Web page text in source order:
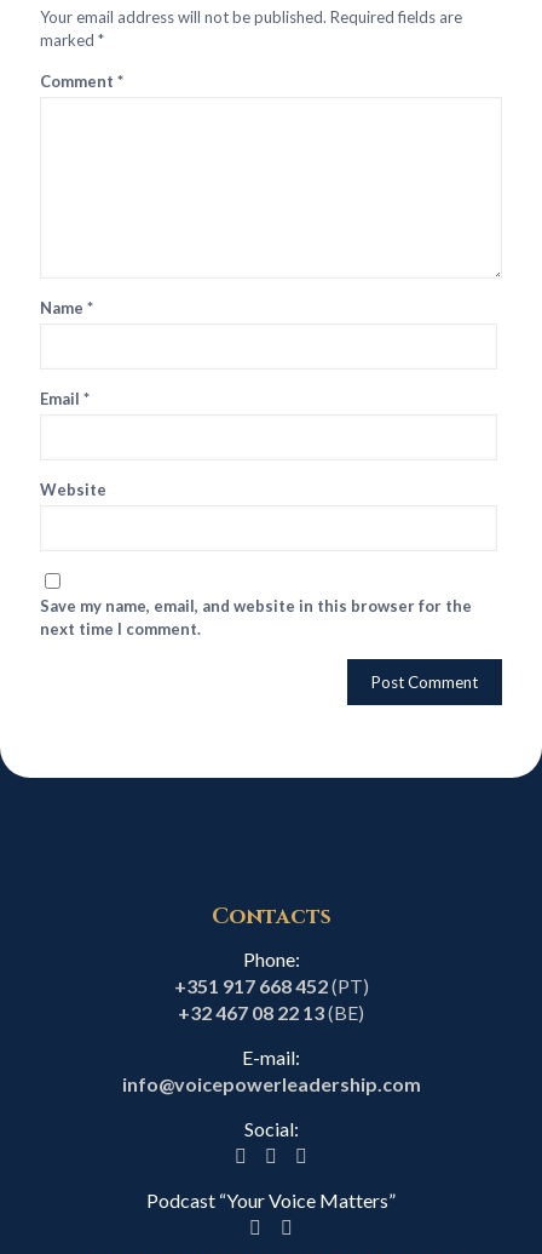
Your email address will not be published. Required fields are
marked *
Comment *
Name *
Email *
Website
Save my name, email, and website in this browser for the
next time I comment.
Contacts
Phone:
+351 917 668 452(PT)
+32 467 08 22 13(BE)
E-mail:
info@voicepowerleadership.com
Social:
Podcast “Your Voice Matters”